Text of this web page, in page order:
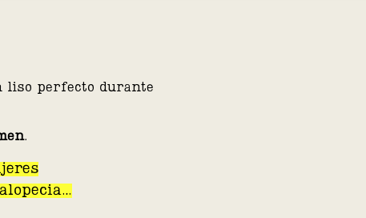
liso perfecto durante
.